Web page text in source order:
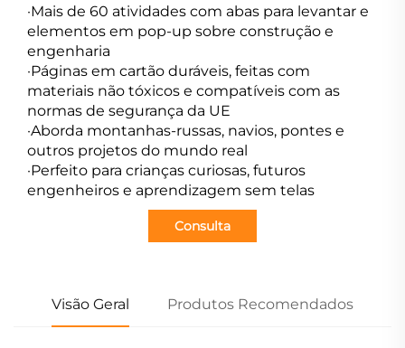
·Mais de 60 atividades com abas para levantar e
elementos em pop-up sobre construção e
engenharia
·Páginas em cartão duráveis, feitas com
materiais não tóxicos e compatíveis com as
normas de segurança da UE
·Aborda montanhas-russas, navios, pontes e
outros projetos do mundo real
·Perfeito para crianças curiosas, futuros
engenheiros e aprendizagem sem telas
Consulta
Visão Geral Produtos Recomendados